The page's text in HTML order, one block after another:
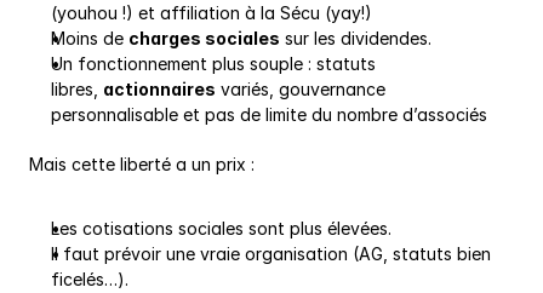
(youhou !) et affiliation à la Sécu (yay!)
Moins de charges sociales sur les dividendes.
Un fonctionnement plus souple : statuts
libres, actionnaires variés, gouvernance
personnalisable et pas de limite du nombre d’associés
Mais cette liberté a un prix :
Les cotisations sociales sont plus élevées.
Il faut prévoir une vraie organisation (AG, statuts bien
ficelés…).